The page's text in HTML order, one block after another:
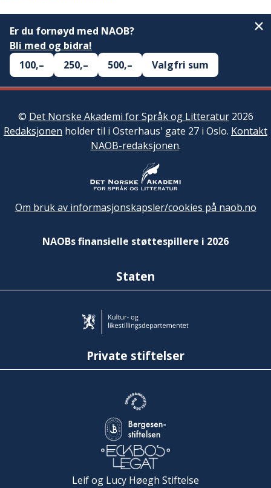
Er du fornøyd med NAOB?
Bli med og bidra!
100,–
250,– 500,– Valgfri sum
© Det Norske Akademi for Språk og Litteratur2026
Redaksjonen holder til i Osterhaus' gate 27 i Oslo. Kontakt
NAOB-redaksjonen.
Om bruk av informasjonskapsler/cookies på naob.no
NAOBs finansielle støttespillere i 2026
Staten
Private stiftelser
Leif og Lucy Høegh Stiftelse